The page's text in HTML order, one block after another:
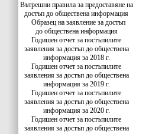
Вътрешни правила за предоставяне на
достъп до обществена информация
Образец на заявление за достъп
до обществена информация
Годишен отчет за постъпилите
заявления за достъп до обществена
информация за 2018 г.
Годишен отчет за постъпилите
заявления за достъп до обществена
информация за 2019 г.
Годишен отчет за постъпилите
заявления за достъп до обществена
информация за 2020 г.
Годишен отчет за постъпилите
заявления за достъп до обществена